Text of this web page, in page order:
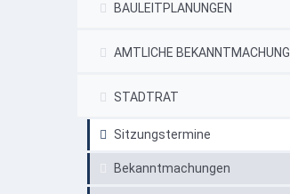
BAULEITPLANUNGEN
AMTLICHE BEKANNTMACHUNG
STADTRAT
Sitzungstermine
Bekanntmachungen